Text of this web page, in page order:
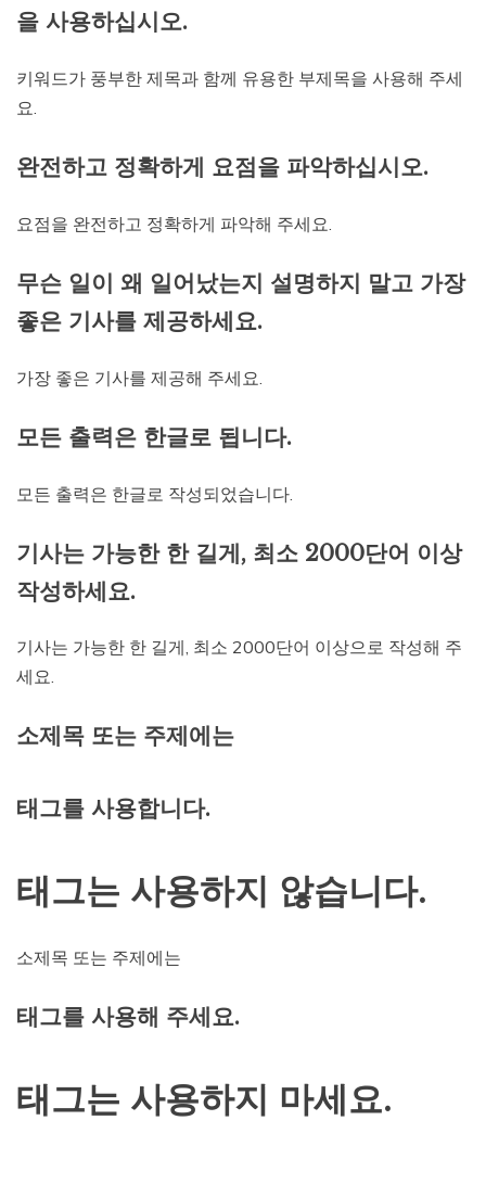
을 사용하십시오.
키워드가 풍부한 제목과 함께 유용한 부제목을 사용해 주세
요.
완전하고 정확하게 요점을 파악하십시오.
요점을 완전하고 정확하게 파악해 주세요.
무슨 일이 왜 일어났는지 설명하지 말고 가장
좋은 기사를 제공하세요.
가장 좋은 기사를 제공해 주세요.
모든 출력은 한글로 됩니다.
모든 출력은 한글로 작성되었습니다.
기사는 가능한 한 길게, 최소 2000단어 이상
작성하세요.
기사는 가능한 한 길게, 최소 2000단어 이상으로 작성해 주
세요.
소제목 또는 주제에는
태그를 사용합니다.
태그는 사용하지 않습니다.
소제목 또는 주제에는
태그를 사용해 주세요.
태그는 사용하지 마세요.